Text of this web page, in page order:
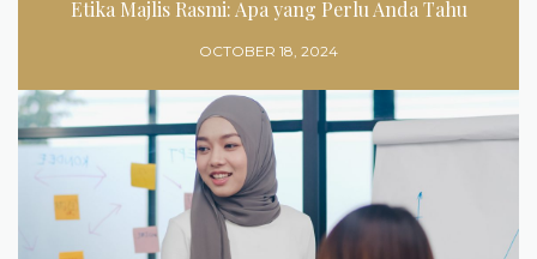
Etika Majlis Rasmi: Apa yang Perlu Anda Tahu
OCTOBER 18, 2024